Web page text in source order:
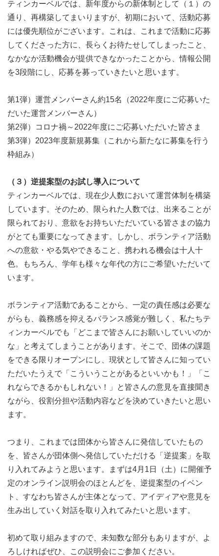
定していますが、ただ相談に乗って解決や相談先情報を提
供するのではなく、課題解決までのアクションを共にする
ことに重きを置いています。皆さんの地域でも、この新た
な仕組みを実現するために、私たちの活動を支えてくださ
いませんか。
結びつく活動など、多くのイメージを膨らませております
ので、そちらに興味がある方にもぜひご応募いただけます
と幸いです。
ントを開催！
逆提案型で皆さまの「協力したい」「やってみたい」を募
集！
ティンカーベルでは、コロナ禍での活動休止が長かったこ
ともあり、昨年11月から本格的な活動再開に向けた活動者
募集・イベント開催を計画し、運営体制の見直しも含めた
からメールの不具合など、マネジメント部分での課題が多
くのしかかり、リスケジュールが続くなど、予定通りに動
けない期間が長く続きました。
ただ、このこども家庭庁発足は、ティンカーベルにとって
も大きな節目となり、なんとか活動を再開していきたい、
活性化させていきたいという思いが募りました。その中
で、まずは組織運営の組み立て方から見直しを図ることを
決め、スリム化を図ったり、指揮系統を整えたり・・・ま
間と共に「現実的な団体運営」に即した検討を進めてきま
した。
そして、代表・副代表以下、「広報」「活動企画」「総
務」の３つに分けた運営を行うこととなりました。
り組んでいく部分と、すでに応募いただいて大変長らくお
待ち下さっている方、そして新たに活動に参加してくださ
ティンカーベルでは、新年度からの新体制として（１）の
通り、再構築してまいりますが、初期において、活動応募
には優先順位がございます。これは、これまで活動に応募
してくださった方に、長らくお待たせしてしまったこと、
なかなか活動機会が提供できなかったことから、情報公開
を3段階にし、応募を募っていきたいと思います。
第1弾）運営メンバーさん約15名（2022年度にご応募いた
だいた運営メンバーさん）
第2弾）コロナ禍～2022年度にご応募いただいた皆さま
第3弾）2023年度新規募集（これから新たなに募集を行う
枠組み）
（３）逆提案型のお試し導入について
ティンカーベルでは、現在少人数において運営体制を構築
しています。そのため、限られた人数では、出来ることが
限られており、意欲をお持ちいただいている皆さまの協力
がとても重要になってきます。しかし、ボランティア活動
への意欲・やる気やできること、携われる機会は十人十
色。もちろん、学年も様々な年代の方にご希望いただいて
います。
ボランティア活動であることから、一定の責任感は必要な
がらも、義務感を抑えるバランス感覚が難しく、私たちテ
ィンカーベルでも「どこまで皆さんにお願いしていいのか
な」と考えてしまうことがあります。そこで、団体の課題
をできる限りオープンにし、現状として皆さんに知ってい
ただいたうえで「こういうことがあるといいかも！」「こ
れならできるかもしれない！」と皆さんの意見を直接聞き
ながら、役割分担や活動内容などを決めていきたいと思い
ます。
つまり、これまでは団体から皆さんに発信していたもの
を、皆さんが団体側へ発信していただける「逆提案」を取
り入れてみようと思います。まずは4月1日（土）に開催予
定のオンライン説明会のほとんどを、逆提案型のイベン
ト、すなわち皆さんが主体となって、アイディアや意見を
生み出していく対話を取り入れてみたいと思います。
初めて取り組みますので、未知数な部分もありますが、よ
ろしければぜひ、この説明会にご参加ください。